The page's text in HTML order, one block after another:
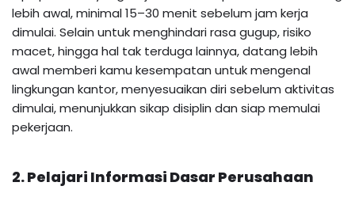
lebih awal, minimal 15–30 menit sebelum jam kerja
dimulai. Selain untuk menghindari rasa gugup, risiko
macet, hingga hal tak terduga lainnya, datang lebih
awal memberi kamu kesempatan untuk mengenal
lingkungan kantor, menyesuaikan diri sebelum aktivitas
dimulai, menunjukkan sikap disiplin dan siap memulai
pekerjaan.
2. Pelajari Informasi Dasar Perusahaan